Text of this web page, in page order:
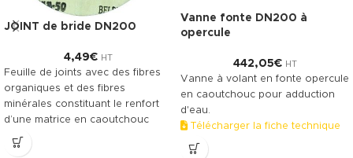
JOINT de bride DN200
4,49€ HT
Feuille de joints avec des fibres
organiques et des fibres
minérales constituant le renfort
d’une matrice en caoutchouc
NBR. Le TECNIFIBRE80 possède
Vanne fonte DN200 à
opercule
442,05€ HT
Vanne à volant en fonte opercule
en caoutchouc pour adduction
d'eau.
Télécharger la fiche technique
(.pdf)